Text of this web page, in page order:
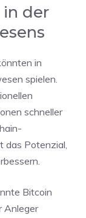
in der
in
spielen.
schneller
das Potenzial,
Bitcoin
Anleger